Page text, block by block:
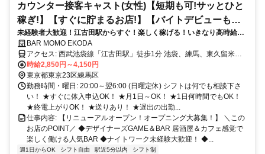
カウンター接客キャスト(女性)【短期も可!サッとひと
稼ぎ!】【すぐに貯まるお店!】【バイトデビューも応
援!】
未経験者大歓迎！江古田駅からすぐ！楽しく稼げる！いきなり高時給ス
タートで、タイパも◎
BAR MOMO EKODA
アクセス: 西武池袋線「江古田駅」徒歩1分 池袋、練馬、東久留米、
秋津、所沢、大泉学園、石神井公園、飯能、小手指、桜台、ひばりが
丘からも1本で通いやすいです。
時給2,850円～4,150円
東京都東京23区練馬区
勤務時間・曜日: 20:00～翌6:00 (日曜定休) シフトは何でも相談下さ
い！ ★すぐに体入申込OK！ ★月1日～OK！ ★1日何時間でもOK！
★終電上がりOK！ ★送りあり！ ★遅出の出勤...
仕事内容: 【リニューアルオープン！オープニング大募集！】 ＼この
お店のPOINT／ ◆デザイナーズGAME＆BAR 居酒屋＆カフェ感覚で
楽しく働ける人気BAR ◆ナイトワーク未経験大歓迎！ ◆...
週1日からOK シフト自由 駅近5分以内 シフト制